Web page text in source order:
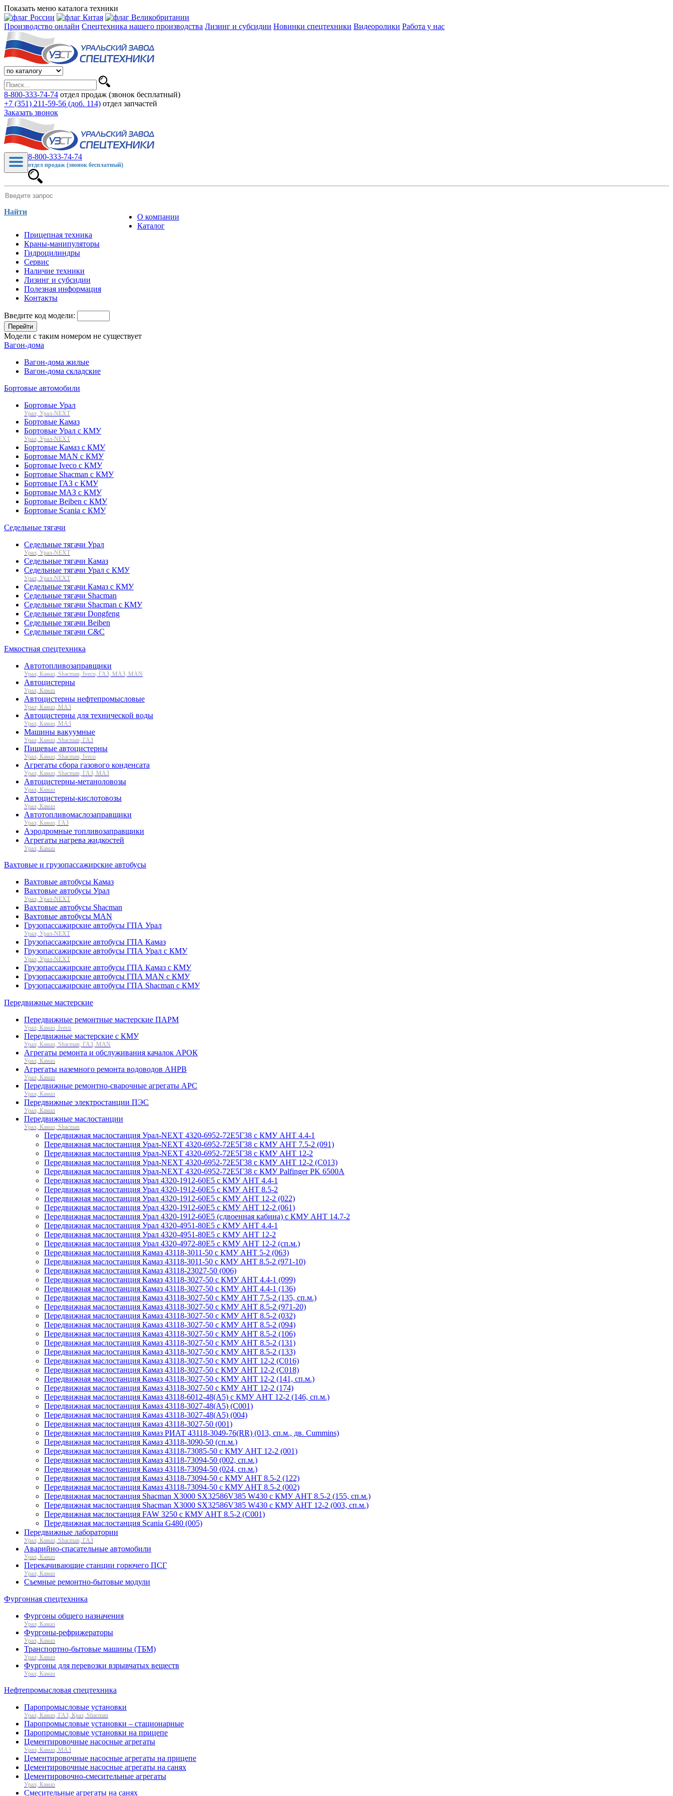
Показать меню каталога техники
Производство онлайн Спецтехника нашего производства Лизинг и субсидии Новинки спецтехники Видеоролики Работа у нас
8-800-333-74-74 отдел продаж (звонок бесплатный)
+7 (351) 211-59-56 (доб. 114) отдел запчастей
Заказать звонок
8-800-333-74-74
отдел продаж (звонок бесплатный)
Найти
О компании
Каталог
Прицепная техника
Краны-манипуляторы
Гидроцилиндры
Сервис
Наличие техники
Лизинг и субсидии
Полезная информация
Контакты
Введите код модели:
Перейти
Модели с таким номером не существует
Вагон-дома
Вагон-дома жилые
Вагон-дома складские
Бортовые автомобили
Бортовые Урал
Урал, Урал-NEXT
Бортовые Камаз
Бортовые Урал с КМУ
Урал, Урал-NEXT
Бортовые Камаз с КМУ
Бортовые MAN с КМУ
Бортовые Iveco с КМУ
Бортовые Shacman с КМУ
Бортовые ГАЗ с КМУ
Бортовые МАЗ с КМУ
Бортовые Beiben с КМУ
Бортовые Scania с КМУ
Седельные тягачи
Седельные тягачи Урал
Урал, Урал-NEXT
Седельные тягачи Камаз
Седельные тягачи Урал с КМУ
Урал, Урал-NEXT
Седельные тягачи Камаз с КМУ
Седельные тягачи Shacman
Седельные тягачи Shacman с КМУ
Седельные тягачи Dongfeng
Седельные тягачи Beiben
Седельные тягачи C&C
Емкостная спецтехника
Автотопливозаправщики
Урал, Камаз, Shacman, Iveco, ГАЗ, МАЗ, MAN
Автоцистерны
Урал, Камаз
Автоцистерны нефтепромысловые
Урал, Камаз, МАЗ
Автоцистерны для технической воды
Урал, Камаз, МАЗ
Машины вакуумные
Урал, Камаз, Shacman, ГАЗ
Пищевые автоцистерны
Урал, Камаз, Shacman, Iveco
Агрегаты сбора газового конденсата
Урал, Камаз, Shacman, ГАЗ, МАЗ
Автоцистерны-метаноловозы
Урал, Камаз
Автоцистерны-кислотовозы
Урал, Камаз
Автотопливомаслозаправщики
Урал, Камаз, ГАЗ
Аэродромные топливозаправщики
Агрегаты нагрева жидкостей
Урал, Камаз
Вахтовые и грузопассажирские автобусы
Вахтовые автобусы Камаз
Вахтовые автобусы Урал
Урал, Урал-NEXT
Вахтовые автобусы Shacman
Вахтовые автобусы MAN
Грузопассажирские автобусы ГПА Урал
Урал, Урал-NEXT
Грузопассажирские автобусы ГПА Камаз
Грузопассажирские автобусы ГПА Урал с КМУ
Урал, Урал-NEXT
Грузопассажирские автобусы ГПА Камаз с КМУ
Грузопассажирские автобусы ГПА MAN с КМУ
Грузопассажирские автобусы ГПА Shacman с КМУ
Передвижные мастерские
Передвижные ремонтные мастерские ПАРМ
Урал, Камаз, Iveco
Передвижные мастерские с КМУ
Урал, Камаз, Shacman, ГАЗ, MAN
Агрегаты ремонта и обслуживания качалок АРОК
Урал, Камаз
Агрегаты наземного ремонта водоводов АНРВ
Урал, Камаз
Передвижные ремонтно-сварочные агрегаты АРС
Урал, Камаз
Передвижные электростанции ПЭС
Урал, Камаз
Передвижные маслостанции
Урал, Камаз, Shacman
Передвижная маслостанция Урал-NEXT 4320-6952-72Е5Г38 с КМУ АНТ 4.4-1
Передвижная маслостанция Урал-NEXT 4320-6952-72Е5Г38 с КМУ АНТ 7.5-2 (091)
Передвижная маслостанция Урал-NEXT 4320-6952-72Е5Г38 с КМУ АНТ 12-2
Передвижная маслостанция Урал-NEXT 4320-6952-72Е5Г38 с КМУ АНТ 12-2 (С013)
Передвижная маслостанция Урал-NEXT 4320-6952-72Е5Г38 с КМУ Palfinger PK 6500A
Передвижная маслостанция Урал 4320-1912-60Е5 с КМУ АНТ 4.4-1
Передвижная маслостанция Урал 4320-1912-60Е5 с КМУ АНТ 8.5-2
Передвижная маслостанция Урал 4320-1912-60Е5 с КМУ АНТ 12-2 (022)
Передвижная маслостанция Урал 4320-1912-60Е5 с КМУ АНТ 12-2 (061)
Передвижная маслостанция Урал 4320-1912-60Е5 (сдвоенная кабина) с КМУ АНТ 14.7-2
Передвижная маслостанция Урал 4320-4951-80Е5 с КМУ АНТ 4.4-1
Передвижная маслостанция Урал 4320-4951-80Е5 с КМУ АНТ 12-2
Передвижная маслостанция Урал 4320-4972-80Е5 с КМУ АНТ 12-2 (сп.м.)
Передвижная маслостанция Камаз 43118-3011-50 с КМУ АНТ 5-2 (063)
Передвижная маслостанция Камаз 43118-3011-50 с КМУ АНТ 8.5-2 (971-10)
Передвижная маслостанция Камаз 43118-23027-50 (006)
Передвижная маслостанция Камаз 43118-3027-50 с КМУ АНТ 4.4-1 (099)
Передвижная маслостанция Камаз 43118-3027-50 с КМУ АНТ 4.4-1 (136)
Передвижная маслостанция Камаз 43118-3027-50 с КМУ АНТ 7.5-2 (135, сп.м.)
Передвижная маслостанция Камаз 43118-3027-50 с КМУ АНТ 8.5-2 (971-20)
Передвижная маслостанция Камаз 43118-3027-50 с КМУ АНТ 8.5-2 (032)
Передвижная маслостанция Камаз 43118-3027-50 с КМУ АНТ 8.5-2 (094)
Передвижная маслостанция Камаз 43118-3027-50 с КМУ АНТ 8.5-2 (106)
Передвижная маслостанция Камаз 43118-3027-50 с КМУ АНТ 8.5-2 (131)
Передвижная маслостанция Камаз 43118-3027-50 с КМУ АНТ 8.5-2 (133)
Передвижная маслостанция Камаз 43118-3027-50 с КМУ АНТ 12-2 (С016)
Передвижная маслостанция Камаз 43118-3027-50 с КМУ АНТ 12-2 (С018)
Передвижная маслостанция Камаз 43118-3027-50 с КМУ АНТ 12-2 (141, сп.м.)
Передвижная маслостанция Камаз 43118-3027-50 с КМУ АНТ 12-2 (174)
Передвижная маслостанция Камаз 43118-6012-48(А5) с КМУ АНТ 12-2 (146, сп.м.)
Передвижная маслостанция Камаз 43118-3027-48(А5) (С001)
Передвижная маслостанция Камаз 43118-3027-48(A5) (004)
Передвижная маслостанция Камаз 43118-3027-50 (001)
Передвижная маслостанция Камаз РИАТ 43118-3049-76(RR) (013, сп.м., дв. Cummins)
Передвижная маслостанция Камаз 43118-3090-50 (сп.м.)
Передвижная маслостанция Камаз 43118-73085-50 с КМУ АНТ 12-2 (001)
Передвижная маслостанция Камаз 43118-73094-50 (002, сп.м.)
Передвижная маслостанция Камаз 43118-73094-50 (024, сп.м.)
Передвижная маслостанция Камаз 43118-73094-50 с КМУ АНТ 8.5-2 (122)
Передвижная маслостанция Камаз 43118-73094-50 с КМУ АНТ 8.5-2 (002)
Передвижная маслостанция Shacman X3000 SX32586V385 W430 с КМУ АНТ 8.5-2 (155, сп.м.)
Передвижная маслостанция Shacman X3000 SX32586V385 W430 с КМУ АНТ 12-2 (003, сп.м.)
Передвижная маслостанция FAW 3250 с КМУ АНТ 8.5-2 (С001)
Передвижная маслостанция Scania G480 (005)
Передвижные лаборатории
Урал, Камаз, Shacman, ГАЗ
Аварийно-спасательные автомобили
Урал, Камаз
Перекачивающие станции горючего ПСГ
Урал, Камаз
Съемные ремонтно-бытовые модули
Фургонная спецтехника
Фургоны общего назначения
Урал, Камаз
Фургоны-рефрижераторы
Урал, Камаз
Транспортно-бытовые машины (ТБМ)
Урал, Камаз
Фургоны для перевозки взрывчатых веществ
Урал, Камаз
Нефтепромысловая спецтехника
Паропромысловые установки
Урал, Камаз, ГАЗ, Краз, Shacman
Паропромысловые установки – стационарные
Паропромысловые установки на прицепе
Цементировочные насосные агрегаты
Урал, Камаз, МАЗ
Цементировочные насосные агрегаты на прицепе
Цементировочные насосные агрегаты на санях
Цементировочно-смесительные агрегаты
Урал, Камаз
Смесительные агрегаты на санях